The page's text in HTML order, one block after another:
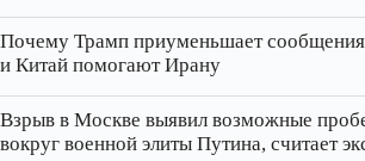
Почему Трамп приуменьшает сообщения
и Китай помогают Ирану
Взрыв в Москве выявил возможные
вокруг военной элиты Путина, считает